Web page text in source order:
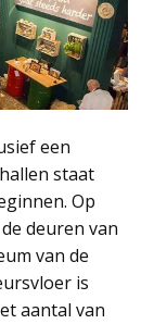
een
staat
Op
deuren van
van de
is
aantal van